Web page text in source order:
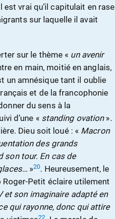
est vrai qu’il capitulait en rase
sur laquelle il avait
sur le thème « un avenir
en main, moitié en anglais,
un amnésique tant il oublie
et de la francophonie
du sens à la
d’une « standing ovation».
Dieu soit loué : « Macron
des grands
son tour. En cas de
»20. Heureusement, le
Roger-Petit éclaire utilement
et son imaginaire adapté en
qui rayonne, donc qui attire
22